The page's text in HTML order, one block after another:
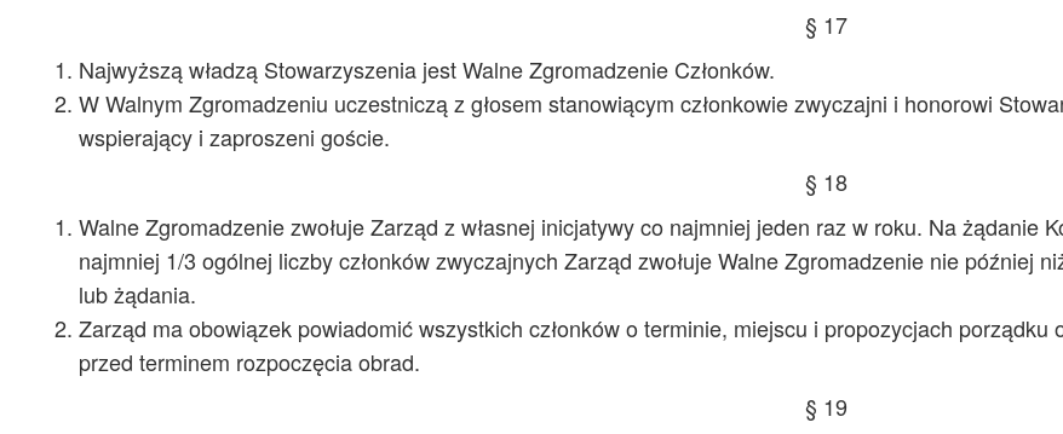
§ 17
Najwyższą władzą Stowarzyszenia jest Walne Zgromadzenie Członków.
W Walnym Zgromadzeniu uczestniczą z głosem stanowiącym członkowie zwyczajni i honorowi
wspierający i zaproszeni goście.
§ 18
Walne Zgromadzenie zwołuje Zarząd z własnej inicjatywy co najmniej jeden raz w roku. Na żądanie
najmniej 1/3 ogólnej liczby członków zwyczajnych Zarząd zwołuje Walne Zgromadzenie nie później
lub żądania.
Zarząd ma obowiązek powiadomić wszystkich członków o terminie, miejscu i propozycjach
przed terminem rozpoczęcia obrad.
§ 19